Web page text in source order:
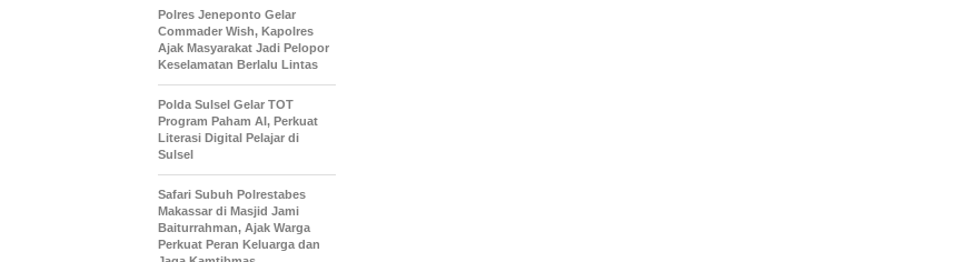
Polres Jeneponto Gelar
Commader Wish, Kapolres
Ajak Masyarakat Jadi Pelopor
Keselamatan Berlalu Lintas
Polda Sulsel Gelar TOT
Program Paham AI, Perkuat
Literasi Digital Pelajar di
Sulsel
Safari Subuh Polrestabes
Makassar di Masjid Jami
Baiturrahman, Ajak Warga
Perkuat Peran Keluarga dan